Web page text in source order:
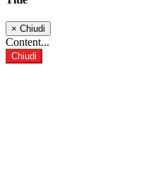
× Chiudi
Content...
Chiudi